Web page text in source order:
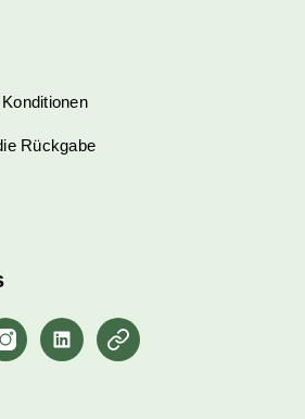
Rückgabe
InstagramLinkedinPinterest